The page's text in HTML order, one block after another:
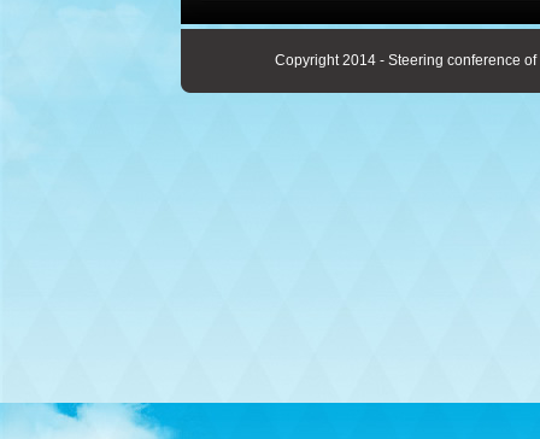
Copyright 2014 - Steering conference